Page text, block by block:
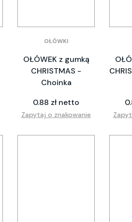
OŁÓWKI
OŁÓWEK z gumką
CHRISTMAS -
Choinka
0.88 zł netto
Zapytaj o znakowanie